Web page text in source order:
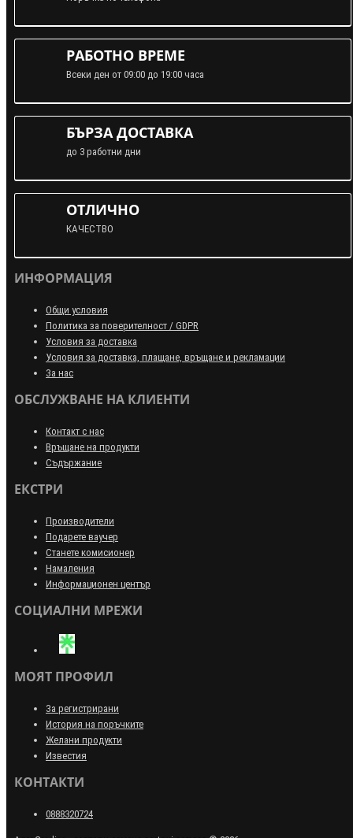
РАБОТНО ВРЕМЕ
Всеки ден от 09:00 до 19:00 часа
БЪРЗА ДОСТАВКА
до 3 работни дни
ОТЛИЧНО
КАЧЕСТВО
ИНФОРМАЦИЯ
Общи условия
Политика за поверителност / GDPR
Условия за доставка
Условия за доставка, плащане, връщане и рекламации
За нас
ОБСЛУЖВАНЕ НА КЛИЕНТИ
Контакт с нас
Връщане на продукти
Съдържание
ЕКСТРИ
Производители
Подарете ваучер
Станете комисионер
Намаления
Информационен център
СОЦИАЛНИ МРЕЖИ
МОЯТ ПРОФИЛ
За регистрирани
История на поръчките
Желани продукти
Известия
КОНТАКТИ
0888320724